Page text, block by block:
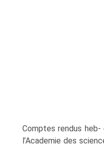
Comptes rendus heb-
l’Academie des